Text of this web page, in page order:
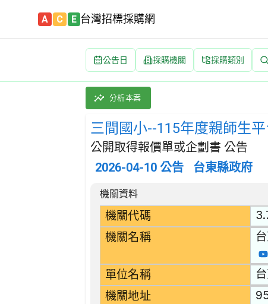
A C E 台灣招標採購網
公告日 採購機關 採購類別
三間國小--115年度親師生平台APP-台東E
採購類別：勞務類 政府行政服務 | 招標方
分析本案
三間國小--115年度親師生
公開取得報價單或企劃書 公告
2026-04-10 公告 台東縣政府
招標公告詳細內容
機關資料
機關代碼
機關名稱
單位名稱
機關地址